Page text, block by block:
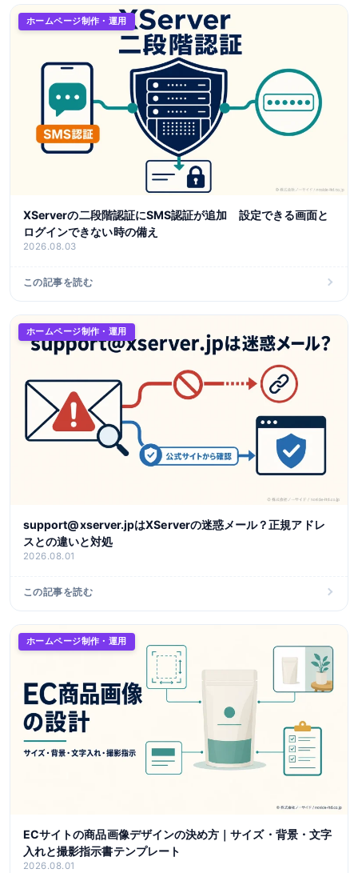
ホームページ制作・運用
XServerの二段階認証にSMS認証が追加 設定できる画面と
ログインできない時の備え
2026.08.03
この記事を読む
ホームページ制作・運用
support@xserver.jpはXServerの迷惑メール？正規アドレ
スとの違いと対処
2026.08.01
この記事を読む
ホームページ制作・運用
ECサイトの商品画像デザインの決め方｜サイズ・背景・文字
入れと撮影指示書テンプレート
2026.08.01